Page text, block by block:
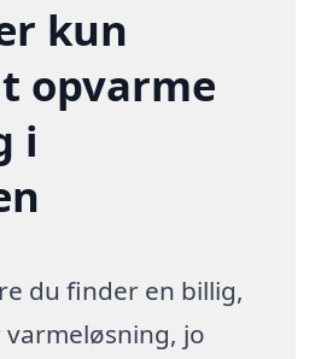
kun
opvarme
i
du finder en billig,
jo